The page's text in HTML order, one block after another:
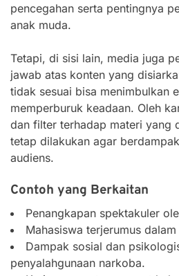
pencegahan serta pentingnya
anak muda.
Tetapi, di sisi lain, media juga
jawab atas konten yang
tidak sesuai bisa menimbulkan
memperburuk keadaan. Oleh
dan filter terhadap materi yang
tetap dilakukan agar
audiens.
Contoh yang Berkaitan
Penangkapan spektakuler
Mahasiswa terjerumus
Dampak sosial dan
penyalahgunaan narkoba.